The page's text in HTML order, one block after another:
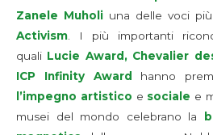
Zanele Muholi una delle voci
Activism. I più importanti
quali Lucie Award, Chevalier
ICP Infinity Award
hanno
l’impegno artistico e sociale e
musei del mondo celebrano la